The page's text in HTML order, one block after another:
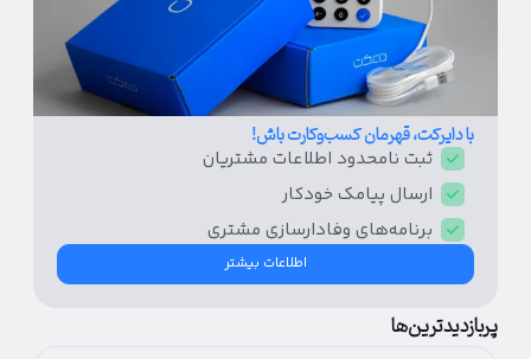
با دایرکت، قهرمان کسب‌و‌کارت باش!
ثبت نامحدود اطلاعات مشتریان
ارسال پیامک‌ خودکار
برنامه‌های وفادار‌سازی مشتری
اطلاعات بیشتر
پربازدیدترین‌ها